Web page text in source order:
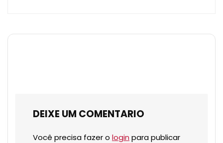
DEIXE UM COMENTARIO
Você precisa fazer o login para publicar